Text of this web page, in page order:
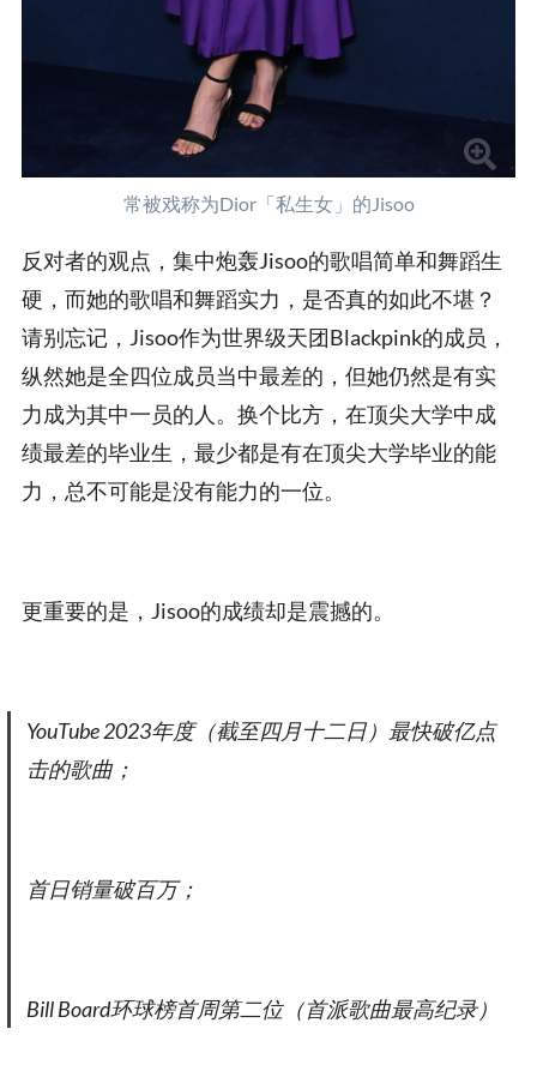
常被戏称为Dior「私生女」的Jisoo
反对者的观点，集中炮轰Jisoo的歌唱简单和舞蹈生
硬，而她的歌唱和舞蹈实力，是否真的如此不堪？
请别忘记，Jisoo作为世界级天团Blackpink的成员，
纵然她是全四位成员当中最差的，但她仍然是有实
力成为其中一员的人。换个比方，在顶尖大学中成
绩最差的毕业生，最少都是有在顶尖大学毕业的能
力，总不可能是没有能力的一位。
更重要的是，Jisoo的成绩却是震撼的。
YouTube 2023年度（截至四月十二日）最快破亿点
击的歌曲；
首日销量破百万；
Bill Board环球榜首周第二位（首派歌曲最高纪录）